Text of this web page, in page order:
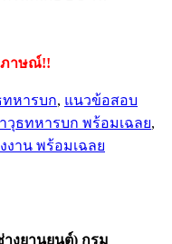
ภาษณ์!!
หารบก, แนวข้อสอบ
ธทหารบก พร้อมเฉลย,
งาน พร้อมเฉลย
งยานยนต์) กรม